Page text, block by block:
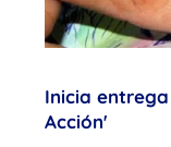
Inicia
Acción'